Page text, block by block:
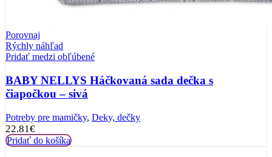
Porovnaj
Rýchly náhľad
Pridať medzi obľúbené
BABY NELLYS Háčkovaná sada dečka s
čiapočkou – sivá
Potreby pre mamičky, Deky, dečky
22.81€
Pridať do košíka